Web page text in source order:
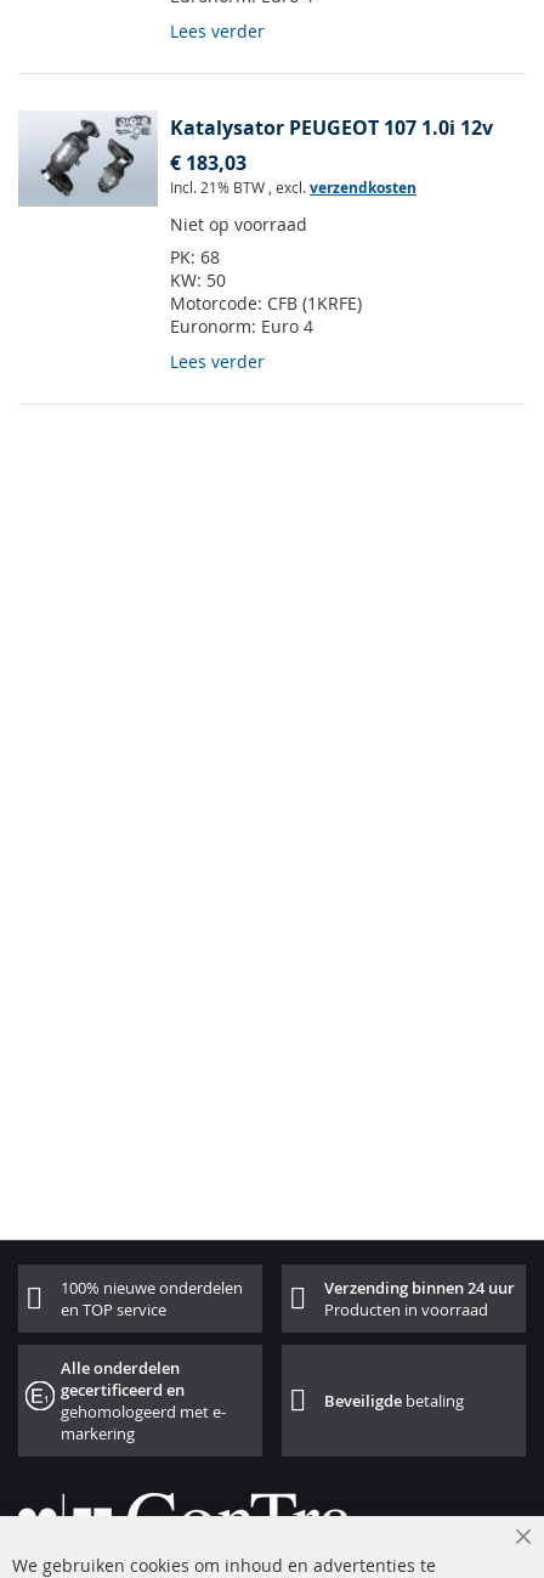
Lees verder
Katalysator PEUGEOT 107 1.0i 12v
€ 183,03
Incl. 21% BTW , excl.verzendkosten
Niet op voorraad
PK: 68
KW: 50
Motorcode: CFB (1KRFE)
Euronorm: Euro 4
Lees verder
100% nieuwe onderdelen
en TOP service
Verzending binnen 24 uur
Producten in voorraad
Alle onderdelen
gecertificeerd en
gehomologeerd met e-
markering
Beveiligde betaling
We gebruiken cookies om inhoud en advertenties te